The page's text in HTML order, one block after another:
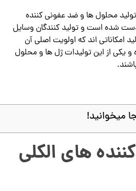
محلول ها و ضد عفونی کننده
شده است و تولید کنندگان وسایل
امکاناتی اند که اولویت اصلی آن
یکی از این تولیدات ژل ها و محلول
میخوانید!
های الکلی